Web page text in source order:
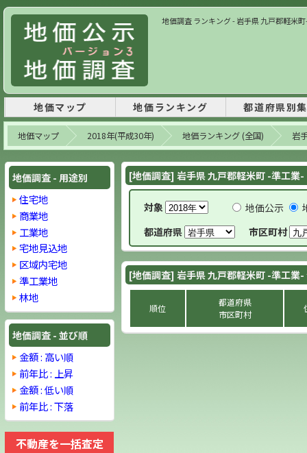
地価調査 ランキング - 岩手県 九戸郡軽米
地価マップ 地価ランキング 都道府県別
地価マップ 2018年(平成30年) 地価ランキング (全国) 岩
地価調査 - 用途別
住宅地
商業地
工業地
宅地見込地
区域内宅地
準工業地
林地
地価調査 - 並び順
金額 : 高い順
前年比 : 上昇
金額 : 低い順
前年比 : 下落
不動産を一括査定
[地価調査] 岩手県 九戸郡軽米町 -準工業-
対象 地価公示
都道府県
市区町村
[地価調査] 岩手県 九戸郡軽米町 -準工業
順位
都道府県
市区町村